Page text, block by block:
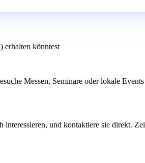
erhalten könntest
Messen, Seminare oder lokale
und kontaktiere sie direkt.